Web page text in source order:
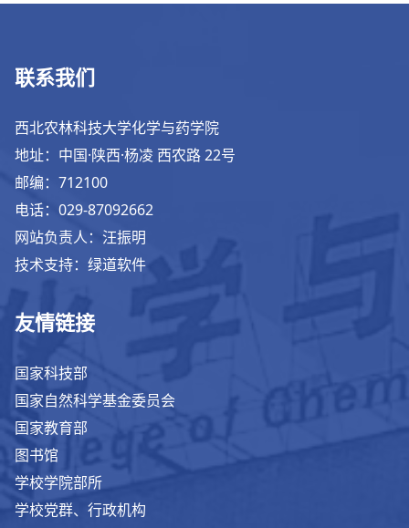
联系我们
西北农林科技大学化学与药学院
地址：中国·陕西·杨凌 西农路 22号
邮编：712100
电话：029-87092662
网站负责人：汪振明
技术支持：绿道软件
友情链接
国家科技部
国家自然科学基金委员会
国家教育部
图书馆
学校学院部所
学校党群、行政机构